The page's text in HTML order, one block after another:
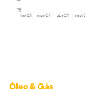
Óleo & Gás